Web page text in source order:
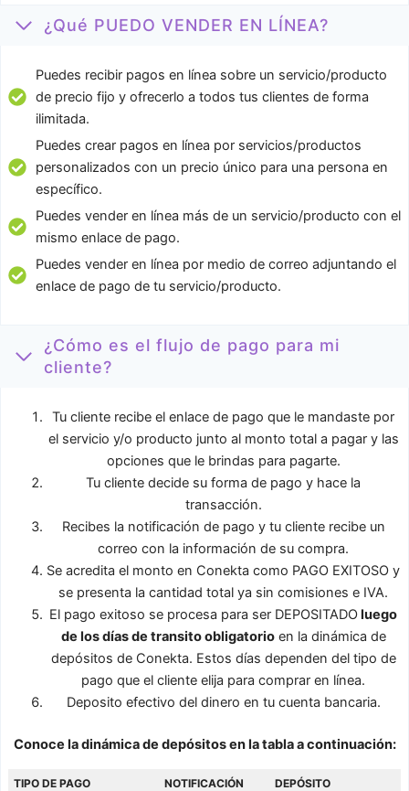
¿Qué PUEDO VENDER EN LÍNEA?
Puedes recibir pagos en línea sobre un servicio/producto
de precio fijo y ofrecerlo a todos tus clientes de forma
ilimitada.
Puedes crear pagos en línea por servicios/productos
personalizados con un precio único para una persona en
específico.
Puedes vender en línea más de un servicio/producto con el
mismo enlace de pago.
Puedes vender en línea por medio de correo adjuntando el
enlace de pago de tu servicio/producto.
¿Cómo es el flujo de pago para mi
cliente?
Tu cliente recibe el enlace de pago que le mandaste por
el servicio y/o producto junto al monto total a pagar y las
opciones que le brindas para pagarte.
Tu cliente decide su forma de pago y hace la
transacción.
Recibes la notificación de pago y tu cliente recibe un
correo con la información de su compra.
Se acredita el monto en Conekta como PAGO EXITOSO y
se presenta la cantidad total ya sin comisiones e IVA.
El pago exitoso se procesa para ser DEPOSITADOluego
de los días de transito obligatorioen la dinámica de
depósitos de Conekta. Estos días dependen del tipo de
pago que el cliente elija para comprar en línea.
Deposito efectivo del dinero en tu cuenta bancaria.
Conoce la dinámica de depósitos en la tabla a continuación:
TIPO DE PAGO
NOTIFICACIÓN
DEPÓSITO